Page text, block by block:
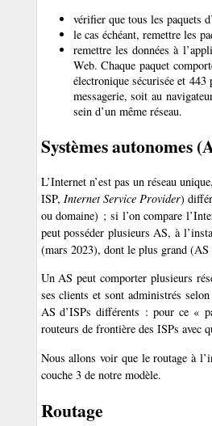
vérifier que tous les paquets
le cas échéant, remettre les
remettre les données à
Web. Chaque paquet
électronique sécurisée et
messagerie, soit au
sein d’un même réseau.
Systèmes autonomes
L’Internet n’est pas un réseau
ISP, Internet Service Provider)
ou domaine) ; si l’on compare
peut posséder plusieurs AS, à
(mars 2023), dont le plus grand
Un AS peut comporter plusieurs
ses clients et sont administrés
AS d’ISPs différents : pour ce «
routeurs de frontière des ISPs avec
Nous allons voir que le routage à
couche 3 de notre modèle.
Routage